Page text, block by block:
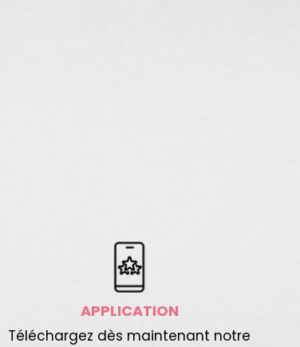
APPLICATION
Téléchargez dès maintenant notre